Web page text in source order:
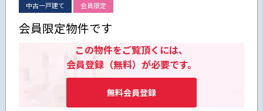
中古一戸建て 会員限定
会員限定物件です
この物件をご覧頂くには、
会員登録（無料）が必要です。
無料会員登録